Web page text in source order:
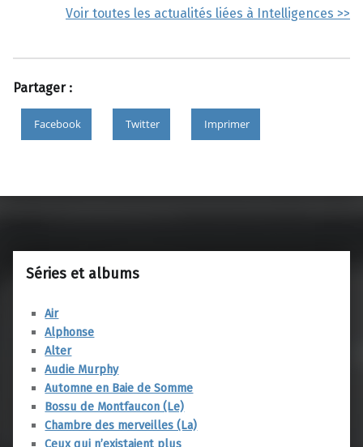
Voir toutes les actualités liées à Intelligences >>
Partager :
Facebook Twitter Imprimer
Séries et albums
Air
Alphonse
Alter
Audie Murphy
Automne en Baie de Somme
Bossu de Montfaucon (Le)
Chambre des merveilles (La)
Ceux qui n’existaient plus